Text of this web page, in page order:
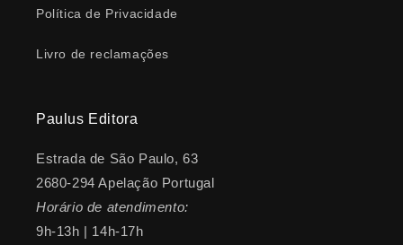
Política de Privacidade
Livro de reclamações
Paulus Editora
Estrada de São Paulo, 63
2680-294 Apelação Portugal
Horário de atendimento:
9h-13h | 14h-17h